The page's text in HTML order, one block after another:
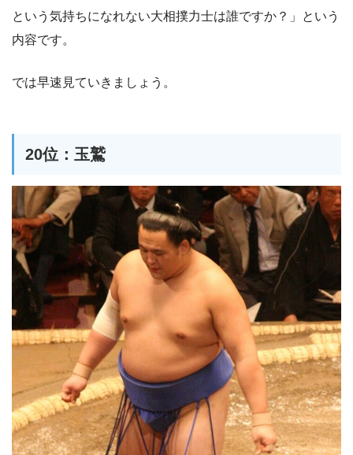
という気持ちになれない大相撲力士は誰ですか？」という
内容です。
では早速見ていきましょう。
20位：玉鷲